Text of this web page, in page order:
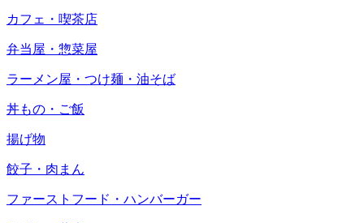
カフェ・喫茶店
弁当屋・惣菜屋
ラーメン屋・つけ麺・油そば
丼もの・ご飯
揚げ物
餃子・肉まん
ファーストフード・ハンバーガー